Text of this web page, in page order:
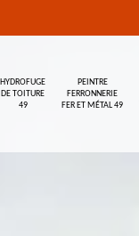
HYDROFUGE
DE TOITURE
49
PEINTRE
FERRONNERIE
FER ET MÉTAL 49